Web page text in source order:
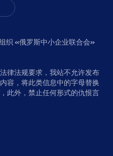
织 «俄罗斯中小企业联合会»
律法规要求，我站不允许发布
容，将此类信息中的字母替换
此外，禁止任何形式的仇恨言